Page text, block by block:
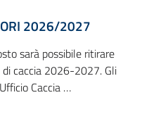
2026/2027
sarà possibile ritirare
caccia 2026-2027. Gli
Caccia …